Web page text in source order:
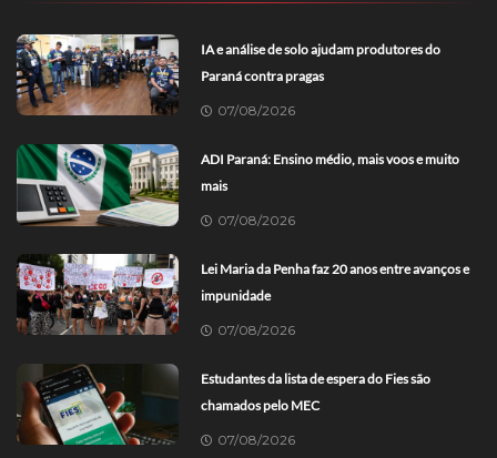
IA e análise de solo ajudam produtores do
Paraná contra pragas
07/08/2026
ADI Paraná: Ensino médio, mais voos e muito
mais
07/08/2026
Lei Maria da Penha faz 20 anos entre avanços e
impunidade
07/08/2026
Estudantes da lista de espera do Fies são
chamados pelo MEC
07/08/2026